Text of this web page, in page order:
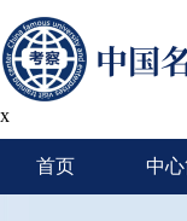
x
首页 中